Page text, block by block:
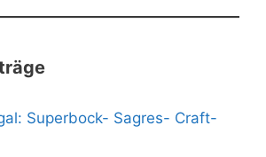
Superbock- Sagres- Craft-